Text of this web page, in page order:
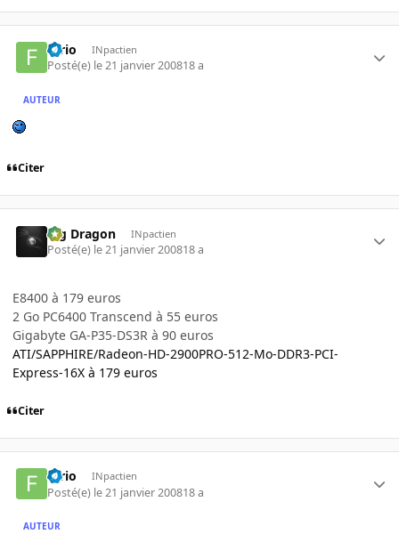
furio INpactien
Posté(e) le 21 janvier 200818 a
AUTEUR
Citer
Big Dragon INpactien
Posté(e) le 21 janvier 200818 a
E8400 à 179 euros
2 Go PC6400 Transcend à 55 euros
Gigabyte GA-P35-DS3R à 90 euros
ATI/SAPPHIRE/Radeon-HD-2900PRO-512-Mo-DDR3-PCI-
Express-16X à 179 euros
Citer
furio INpactien
Posté(e) le 21 janvier 200818 a
AUTEUR